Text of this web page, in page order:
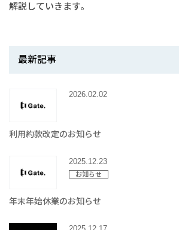
解説していきます。
最新記事
2026.02.02
利用約款改定のお知らせ
2025.12.23
お知らせ
年末年始休業のお知らせ